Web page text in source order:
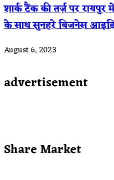
शार्क टैंक की तर्ज़ पर रायपुर
के साथ सुनहरे बिजनेस
August 6, 2023
advertisement
Share Market